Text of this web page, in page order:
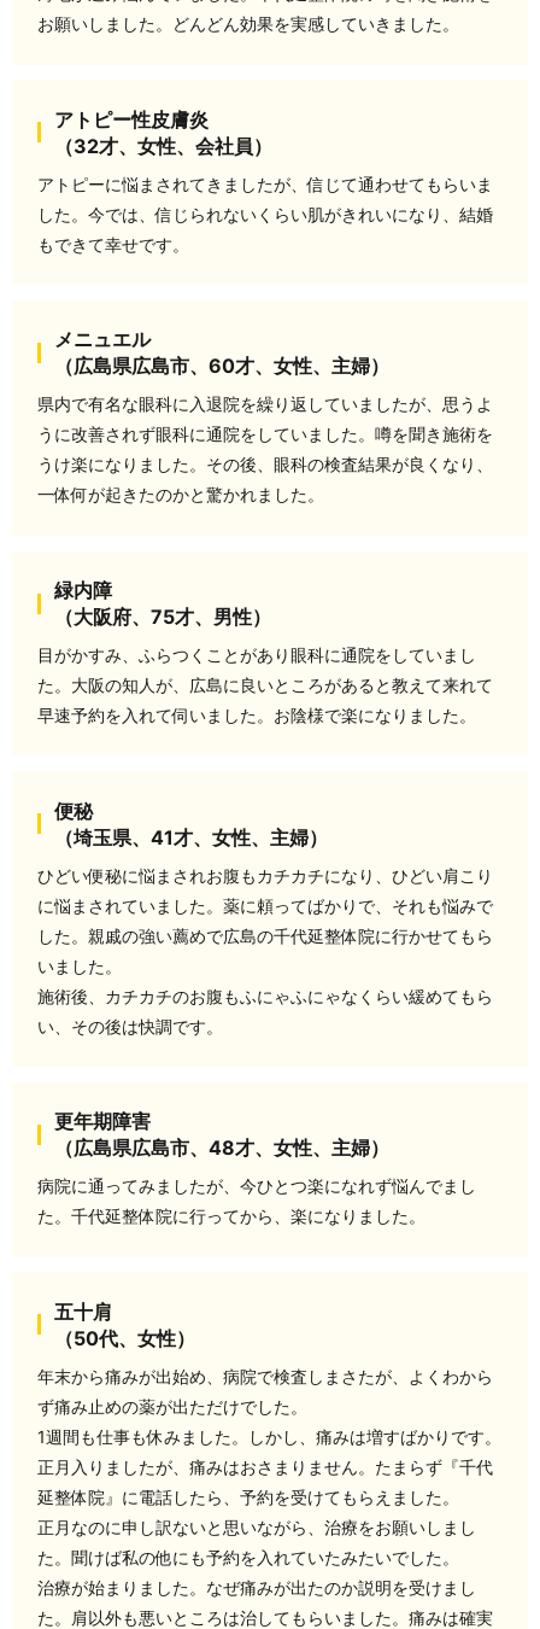
お願いしました。どんどん効果を実感していきました。
アトピー性皮膚炎
（32才、女性、会社員）
アトピーに悩まされてきましたが、信じて通わせてもらいま
した。今では、信じられないくらい肌がきれいになり、結婚
もできて幸せです。
メニュエル
（広島県広島市、60才、女性、主婦）
県内で有名な眼科に入退院を繰り返していましたが、思うよ
うに改善されず眼科に通院をしていました。噂を聞き施術を
うけ楽になりました。その後、眼科の検査結果が良くなり、
一体何が起きたのかと驚かれました。
緑内障
（大阪府、75才、男性）
目がかすみ、ふらつくことがあり眼科に通院をしていまし
た。大阪の知人が、広島に良いところがあると教えて来れて
早速予約を入れて伺いました。お陰様で楽になりました。
便秘
（埼玉県、41才、女性、主婦）
ひどい便秘に悩まされお腹もカチカチになり、ひどい肩こり
に悩まされていました。薬に頼ってばかりで、それも悩みで
した。親戚の強い薦めで広島の千代延整体院に行かせてもら
いました。
施術後、カチカチのお腹もふにゃふにゃなくらい緩めてもら
い、その後は快調です。
更年期障害
（広島県広島市、48才、女性、主婦）
病院に通ってみましたが、今ひとつ楽になれず悩んでまし
た。千代延整体院に行ってから、楽になりました。
五十肩
（50代、女性）
年末から痛みが出始め、病院で検査しまさたが、よくわから
ず痛み止めの薬が出ただけでした。
1週間も仕事も休みました。しかし、痛みは増すばかりです。
正月入りましたが、痛みはおさまりません。たまらず『千代
延整体院』に電話したら、予約を受けてもらえました。
正月なのに申し訳ないと思いながら、治療をお願いしまし
た。聞けば私の他にも予約を入れていたみたいでした。
治療が始まりました。なぜ痛みが出たのか説明を受けまし
た。肩以外も悪いところは治してもらいました。痛みは確実